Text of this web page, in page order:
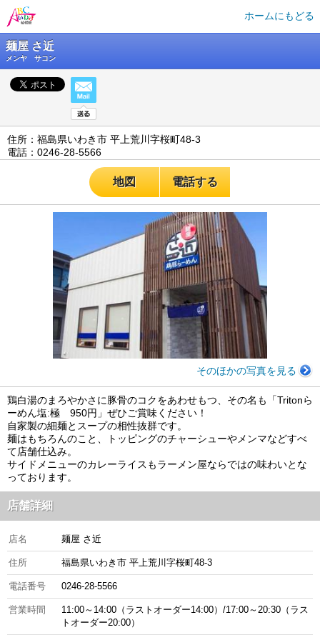
ホームにもどる
麺屋 さ近
メンヤ サコン
住所：福島県いわき市 平上荒川字桜町48-3
電話：0246-28-5566
地図 電話する
そのほかの写真を見る
鶏白湯のまろやかさに豚骨のコクをあわせもつ、その名も「Tritonら
ーめん塩:極 950円」ぜひご賞味ください！
自家製の細麺とスープの相性抜群です。
麺はもちろんのこと、トッピングのチャーシューやメンマなどすべ
て店舗仕込み。
サイドメニューのカレーライスもラーメン屋ならではの味わいとな
っております。
店舗詳細
店名 麺屋 さ近
住所 福島県いわき市 平上荒川字桜町48-3
電話番号 0246-28-5566
営業時間
11:00～14:00（ラストオーダー14:00）/17:00～20:30（ラス
トオーダー20:00）